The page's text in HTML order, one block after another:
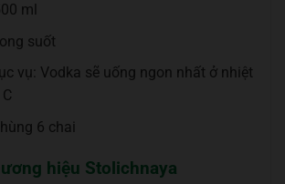
ml
suốt
vụ: Vodka sẽ uống ngon nhất ở nhiệt
6 chai
hiệu Stolichnaya